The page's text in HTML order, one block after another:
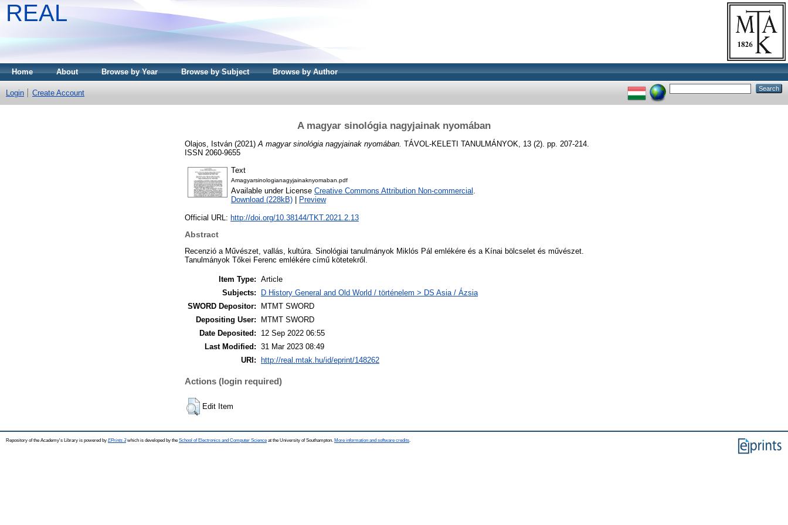
REAL
Home About Browse by Year Browse by Subject Browse by Author
Login Create Account
A magyar sinológia nagyjainak nyomában
Olajos, István (2021) A magyar sinológia nagyjainak nyomában. TÁVOL-KELETI TANULMÁNYOK, 13 (2). pp. 207-214.
ISSN 2060-9655
Text
Amagyarsinologianagyjainaknyomaban.pdf
Available under License Creative Commons Attribution Non-commercial .
Download (228kB)
Preview
Official URL: http://doi.org/10.38144/TKT.2021.2.13
Abstract
Recenzió a Művészet, vallás, kultúra. Sinológiai tanulmányok Miklós Pál emlékére és a Kínai bölcselet és művészet.
Tanulmányok Tőkei Ferenc emlékére című kötetekről.
Item Type: Article
Subjects:
D History General and Old World / történelem > DS Asia / Ázsia
SWORD Depositor:
MTMT SWORD
Depositing User:
MTMT SWORD
Date Deposited:
12 Sep 2022 06:55
Last Modified: 31 Mar 2023 08:49
URI:
http://real.mtak.hu/id/eprint/148262
Actions (login required)
Edit Item
Repository of the Academy's Library is powered by EPrints 3which is developed by the School of Electronics and Computer Science at the University of Southampton. More information and software credits